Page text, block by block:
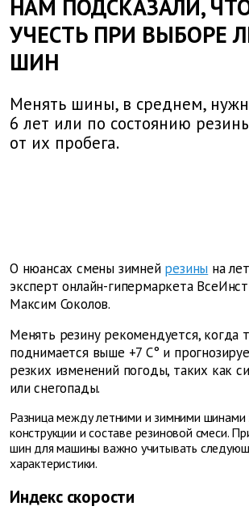
НАМ ПОДСКАЗАЛИ,
УЧЕСТЬ ПРИ ВЫБОРЕ
ШИН
Менять шины, в среднем,
6 лет или по состоянию
от их пробега.
О нюансах смены зимней резины на
эксперт онлайн-гипермаркета
Максим Соколов.
Менять резину рекомендуется, когда
поднимается выше +7 С° и
резких изменений погоды, таких как
или снегопады.
Разница между летними и зимними шинами
конструкции и составе резиновой смеси.
шин для машины важно учитывать
характеристики.
Индекс скорости